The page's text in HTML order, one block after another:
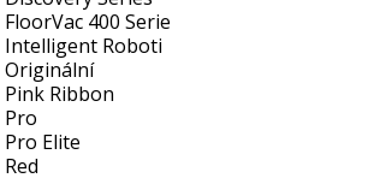
400 Serie
Intelligent Roboti
Originální
Ribbon
Pro
Elite